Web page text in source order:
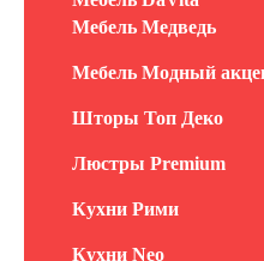
Мебель Медведь
Мебель Модный
Шторы Топ Деко
Люстры Premium
Кухни Рими
Кухни Neo